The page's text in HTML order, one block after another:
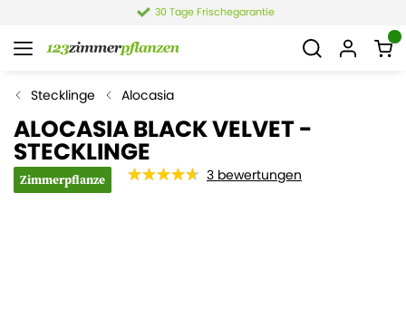
30 Tage Frischegarantie
Stecklinge Alocasia
ALOCASIA BLACK VELVET -
STECKLINGE
Zimmerpflanze 3 bewertungen